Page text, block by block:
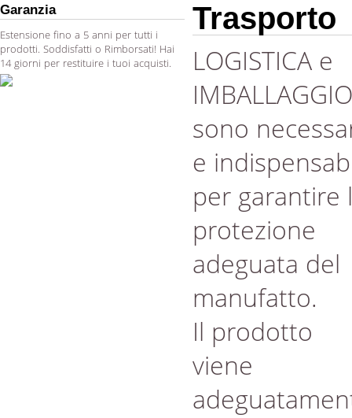
Garanzia
Estensione fino a 5 anni per tutti i
prodotti. Soddisfatti o Rimborsati! Hai
14 giorni per restituire i tuoi acquisti.
Trasporto
LOGISTICA e
IMBALLAGGIO
sono
e
per garantire
protezione
adeguata del
manufatto.
Il prodotto
viene